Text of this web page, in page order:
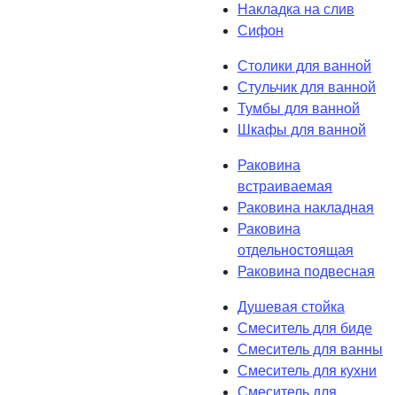
Накладка на слив
Сифон
Столики для ванной
Стульчик для ванной
Тумбы для ванной
Шкафы для ванной
Раковина
встраиваемая
Раковина накладная
Раковина
отдельностоящая
Раковина подвесная
Душевая стойка
Смеситель для биде
Смеситель для ванны
Смеситель для кухни
Смеситель для